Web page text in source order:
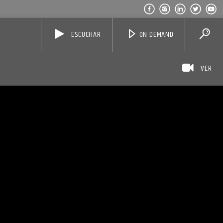
ON DEMAND
ESCUCHAR
VER